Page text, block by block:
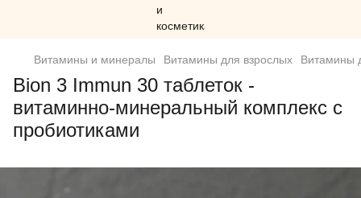
Витамины и минералы Витамины для взрослых Витамины
Bion 3 Immun 30 таблеток -
витаминно-минеральный комплекс с
пробиотиками